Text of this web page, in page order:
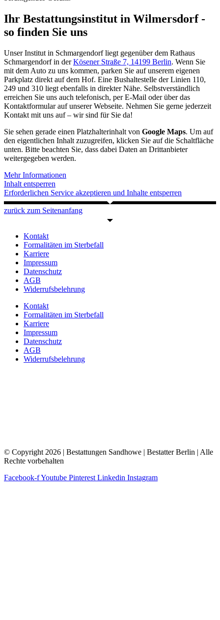
Ihr Bestattungsinstitut in Wilmersdorf -
so finden Sie uns
Unser Institut in Schmargendorf liegt gegenüber dem Rathaus
Schmargendorf in derKösener Straße 7, 14199 Berlin. Wenn Sie
mit dem Auto zu uns kommen, parken Sie auf unserem eigenen
Parkplatz direkt auf dem Hof. Eine Bushaltestelle der Linien 110,
249 und 310 liegt ebenfalls in direkter Nähe. Selbstverständlich
erreichen Sie uns auch telefonisch, per E-Mail oder über das
Kontaktformular auf unserer Webseite. Nehmen Sie gerne jederzeit
Kontakt mit uns auf – wir sind für Sie da!
Sie sehen gerade einen Platzhalterinhalt von Google Maps. Um auf
den eigentlichen Inhalt zuzugreifen, klicken Sie auf die Schaltfläche
unten. Bitte beachten Sie, dass dabei Daten an Drittanbieter
weitergegeben werden.
Mehr Informationen
Inhalt entsperren
Erforderlichen Service akzeptieren und Inhalte entsperren
zurück zum Seitenanfang
Kontakt
Formalitäten im Sterbefall
Karriere
Impressum
Datenschutz
AGB
Widerrufsbelehrung
Kontakt
Formalitäten im Sterbefall
Karriere
Impressum
Datenschutz
AGB
Widerrufsbelehrung
© Copyright 2026 | Bestattungen Sandhowe | Bestatter Berlin | Alle
Rechte vorbehalten
Facebook-fYoutube Pinterest Linkedin Instagram